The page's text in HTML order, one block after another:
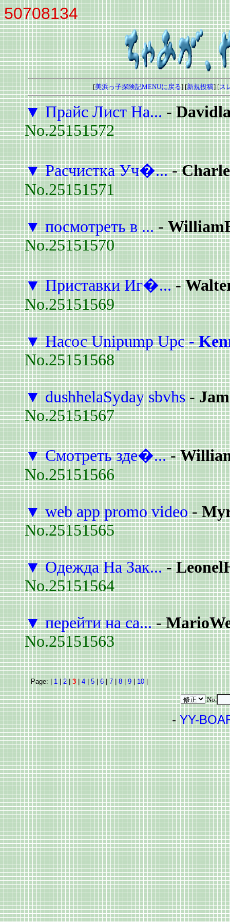
50708134
[美浜っ子探険記MENUに戻る] [新規投稿] [ス
▼ Прайс Лист На...-
No.25151572
▼ Расчистка Уч�...-
No.25151571
▼ посмотреть в ...-
No.25151570
▼ Приставки Иг�...-
No.25151569
▼ Насос Unipump Upc-
No.25151568
▼ dushhelaSyday sbvhs-
No.25151567
▼ Смотреть зде�...-
No.25151566
▼ web app promo video-
No.25151565
▼ Одежда На Зак...-
No.25151564
▼ перейти на са...-
No.25151563
Page: |1|2|3|4|5|6|7|8|9|10|
No.
-YY-